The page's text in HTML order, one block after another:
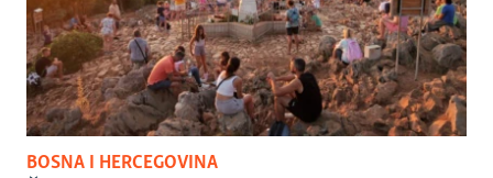
BOSNA I HERCEGOVINA